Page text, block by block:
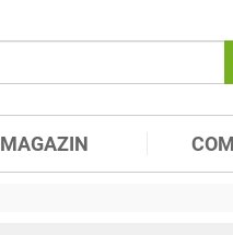
MAGAZIN